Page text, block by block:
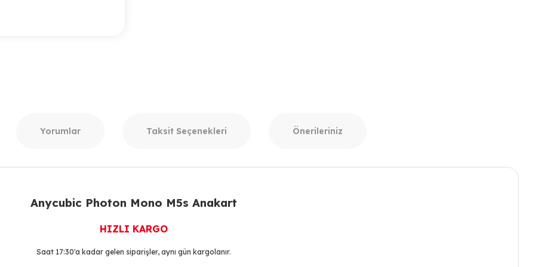
Yorumlar Taksit Seçenekleri Önerileriniz
Anycubic Photon Mono M5s Anakart
HIZLI KARGO
Saat 17:30'a kadar gelen siparişler, aynı gün kargolanır.